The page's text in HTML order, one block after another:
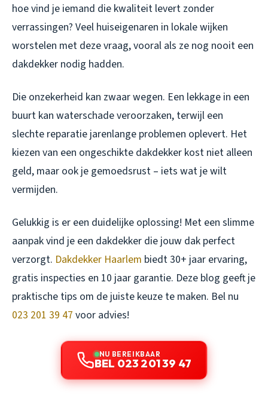
hoe vind je iemand die kwaliteit levert zonder
verrassingen? Veel huiseigenaren in lokale wijken
worstelen met deze vraag, vooral als ze nog nooit een
dakdekker nodig hadden.
Die onzekerheid kan zwaar wegen. Een lekkage in een
buurt kan waterschade veroorzaken, terwijl een
slechte reparatie jarenlange problemen oplevert. Het
kiezen van een ongeschikte dakdekker kost niet alleen
geld, maar ook je gemoedsrust – iets wat je wilt
vermijden.
Gelukkig is er een duidelijke oplossing! Met een slimme
aanpak vind je een dakdekker die jouw dak perfect
verzorgt. Dakdekker Haarlem biedt 30+ jaar ervaring,
gratis inspecties en 10 jaar garantie. Deze blog geeft je
praktische tips om de juiste keuze te maken. Bel nu
023 201 39 47 voor advies!
NU BEREIKBAAR
BEL 023 201 39 47